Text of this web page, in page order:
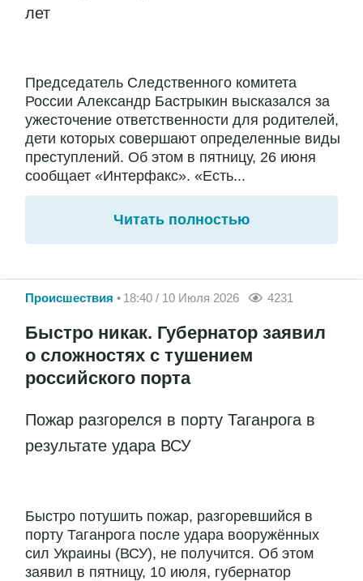
лет
Председатель Следственного комитета
России Александр Бастрыкин высказался за
ужесточение ответственности для родителей,
дети которых совершают определенные виды
преступлений. Об этом в пятницу, 26 июня
сообщает «Интерфакс». «Есть...
Читать полностью
Происшествия 18:40 / 10 Июля 2026 4231
Быстро никак. Губернатор заявил
о сложностях с тушением
российского порта
Пожар разгорелся в порту Таганрога в
результате удара ВСУ
Быстро потушить пожар, разгоревшийся в
порту Таганрога после удара вооружённых
сил Украины (ВСУ), не получится. Об этом
заявил в пятницу, 10 июля, губернатор